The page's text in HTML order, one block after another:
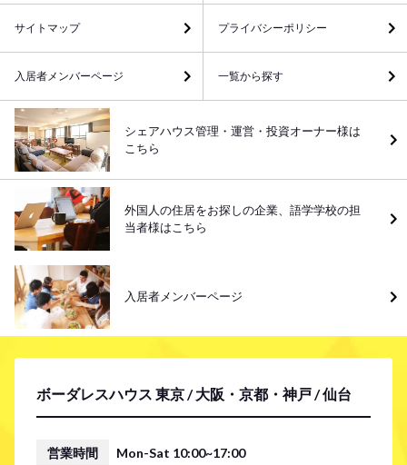
ボーダレスハウス 東京 / 大阪・京都・神戸 / 仙台
営業時間 Mon-Sat 10:00~17:00
サイトマップ プライバシーポリシー
入居者メンバーページ 一覧から探す
シェアハウス管理・運営・投資オーナー様は
こちら
外国人の住居をお探しの企業、語学学校の担
当者様はこちら
入居者メンバーページ